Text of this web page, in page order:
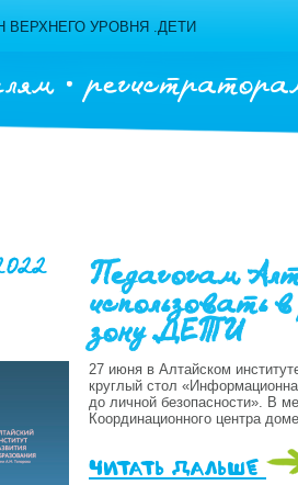
ВЕРХНЕГО УРОВНЯ .ДЕТИ
Педагогам
использовать
зону .ДЕТИ
27 июня в Алтайском
круглый стол
до личной безопасности». В
Координационного центра
читать дальше